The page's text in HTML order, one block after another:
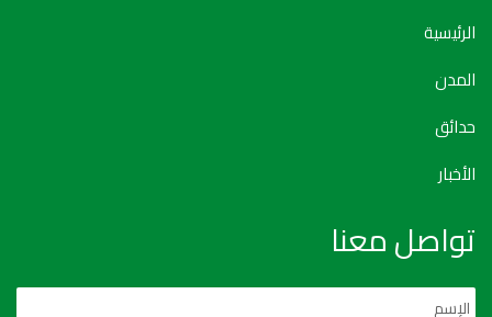
الرئيسية
المدن
حدائق
الأخبار
تواصل معنا